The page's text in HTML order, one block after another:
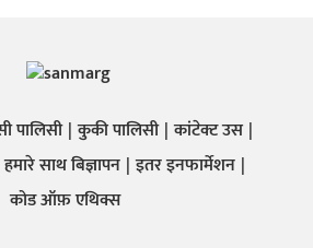
पालिसी कुकी पालिसी कांटेक्ट उस
हमारे साथ बिज्ञापन इतर इनफार्मेशन
कोड ऑफ़ एथिक्स